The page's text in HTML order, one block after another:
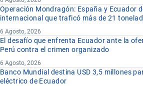
Operación Mondragón: España y Ecuador
internacional que traficó más de 21
6 Agosto, 2026
El desafío que enfrenta Ecuador ante la
Perú contra el crimen organizado
6 Agosto, 2026
Banco Mundial destina USD 3,5 millones
eléctrico de Ecuador